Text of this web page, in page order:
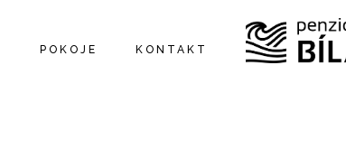
POKOJE KONTAKT